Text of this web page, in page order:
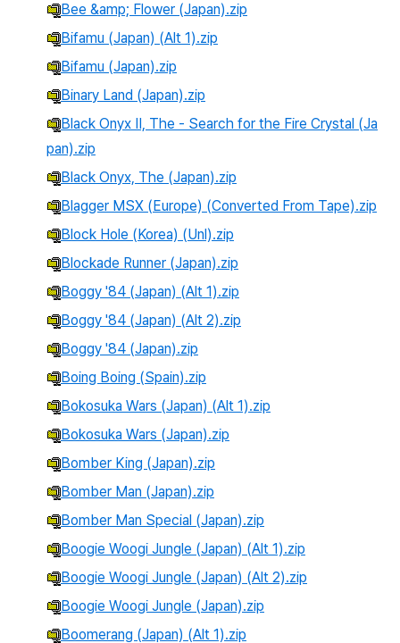
Bee &amp; Flower (Japan).zip
Bifamu (Japan) (Alt 1).zip
Bifamu (Japan).zip
Binary Land (Japan).zip
Black Onyx II, The - Search for the Fire Crystal (Ja
pan).zip
Black Onyx, The (Japan).zip
Blagger MSX (Europe) (Converted From Tape).zip
Block Hole (Korea) (Unl).zip
Blockade Runner (Japan).zip
Boggy '84 (Japan) (Alt 1).zip
Boggy '84 (Japan) (Alt 2).zip
Boggy '84 (Japan).zip
Boing Boing (Spain).zip
Bokosuka Wars (Japan) (Alt 1).zip
Bokosuka Wars (Japan).zip
Bomber King (Japan).zip
Bomber Man (Japan).zip
Bomber Man Special (Japan).zip
Boogie Woogi Jungle (Japan) (Alt 1).zip
Boogie Woogi Jungle (Japan) (Alt 2).zip
Boogie Woogi Jungle (Japan).zip
Boomerang (Japan) (Alt 1).zip